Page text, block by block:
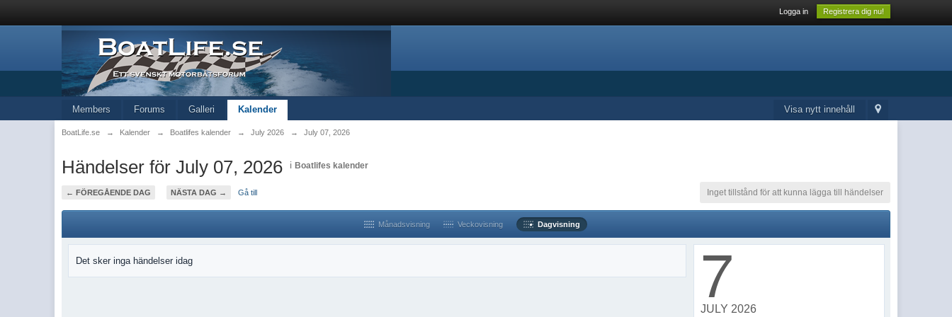
Logga in Registrera dig nu!
Visa nytt innehåll
Members Forums Galleri Kalender
BoatLife.se → Kalender → Boatlifes kalender → July 2026 → July 07, 2026
Händelser för July 07, 2026 iBoatlifes kalender
← FÖREGÅENDE DAG NÄSTA DAG → Gå till Inget tillstånd för att kunna lägga till händelser
Månadsvisning Veckovisning Dagvisning
Det sker inga händelser idag 7
JULY 2026